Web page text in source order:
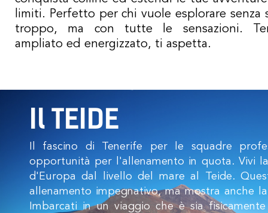
limiti. Perfetto per chi vuole esplorare senza
troppo, ma con tutte le sensazioni.
ampliato ed energizzato, ti aspetta.
Il TEIDE
Il fascino di Tenerife per le squadre
opportunità per l'allenamento in quota. Vivi
d'Europa dal livello del mare al Teide.
allenamento impegnativo, ma mostra anche
Imbarcati in un viaggio che è sia